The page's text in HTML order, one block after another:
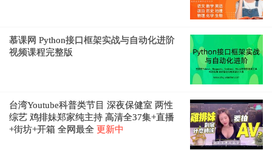
慕课网 Python接口框架实战与自动化进阶
视频课程完整版
台湾Youtube科普类节目 深夜保健室 两性
综艺 鸡排妹郑家纯主持 高清全37集+直播
+街坊+开箱 全网最全 更新中